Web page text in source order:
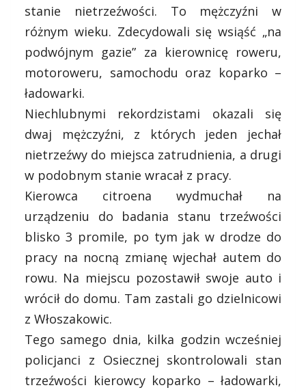
stanie nietrzeźwości. To mężczyźni w
różnym wieku. Zdecydowali się wsiąść „na
podwójnym gazie” za kierownicę roweru,
motoroweru, samochodu oraz koparko –
ładowarki.
Niechlubnymi rekordzistami okazali się
dwaj mężczyźni, z których jeden jechał
nietrzeźwy do miejsca zatrudnienia, a drugi
w podobnym stanie wracał z pracy.
Kierowca citroena wydmuchał na
urządzeniu do badania stanu trzeźwości
blisko 3 promile, po tym jak w drodze do
pracy na nocną zmianę wjechał autem do
rowu. Na miejscu pozostawił swoje auto i
wrócił do domu. Tam zastali go dzielnicowi
z Włoszakowic.
Tego samego dnia, kilka godzin wcześniej
policjanci z Osiecznej skontrolowali stan
trzeźwości kierowcy koparko – ładowarki,